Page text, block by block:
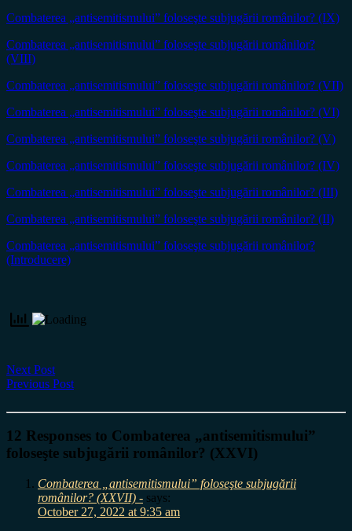
Combaterea „antisemitismului” foloseşte subjugării românilor? (IX)
Combaterea „antisemitismului” foloseşte subjugării românilor?
(VIII)
Combaterea „antisemitismului” foloseşte subjugării românilor? (VII)
Combaterea „antisemitismului” foloseşte subjugării românilor? (VI)
Combaterea „antisemitismului” foloseşte subjugării românilor? (V)
Combaterea „antisemitismului” foloseşte subjugării românilor? (IV)
Combaterea „antisemitismului” foloseşte subjugării românilor? (III)
Combaterea „antisemitismului” foloseşte subjugării românilor? (II)
Combaterea „antisemitismului” foloseşte subjugării românilor?
(Introducere)
Next Post
Previous Post
12 Responses to Combaterea „antisemitismului”
foloseşte subjugării românilor? (XXVI)
Combaterea „antisemitismului” foloseşte subjugării
românilor? (XXVII) - says:
October 27, 2022 at 9:35 am